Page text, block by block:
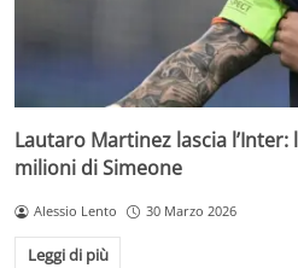
Lautaro Martinez lascia
milioni di Simeone
Alessio Lento 30 Marzo 2026
Leggi di più